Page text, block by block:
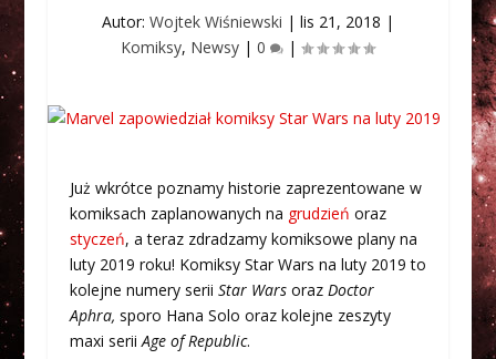
Autor: Wojtek Wiśniewski | lis 21, 2018 |
Komiksy, Newsy |0 |
Już wkrótce poznamy historie zaprezentowane w
komiksach zaplanowanych na grudzień oraz
styczeń, a teraz zdradzamy komiksowe plany na
luty 2019 roku! Komiksy Star Wars na luty 2019 to
kolejne numery serii Star Wars orazDoctor
Aphra, sporo Hana Solo oraz kolejne zeszyty
maxi seriiAge of Republic.